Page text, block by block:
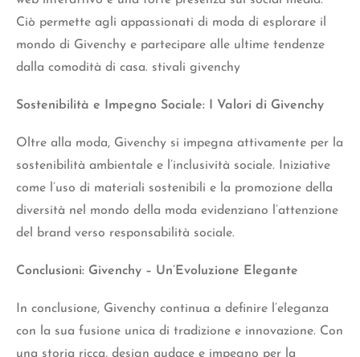
Ciò permette agli appassionati di moda di esplorare il
mondo di Givenchy e partecipare alle ultime tendenze
dalla comodità di casa. stivali givenchy
Sostenibilità e Impegno Sociale: I Valori di Givenchy
Oltre alla moda, Givenchy si impegna attivamente per la
sostenibilità ambientale e l’inclusività sociale. Iniziative
come l’uso di materiali sostenibili e la promozione della
diversità nel mondo della moda evidenziano l’attenzione
del brand verso responsabilità sociale.
Conclusioni: Givenchy – Un’Evoluzione Elegante
In conclusione, Givenchy continua a definire l’eleganza
con la sua fusione unica di tradizione e innovazione. Con
una storia ricca, design audace e impegno per la